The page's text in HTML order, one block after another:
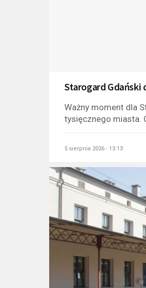
Starogard Gdański
Ważny moment dla
tysięcznego miasta.
5 sierpnia 2026 - 13:13